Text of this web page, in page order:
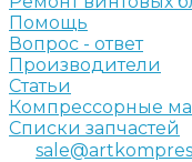
Помощь
Вопрос - ответ
Производители
Статьи
Компрессорные
Списки запчастей